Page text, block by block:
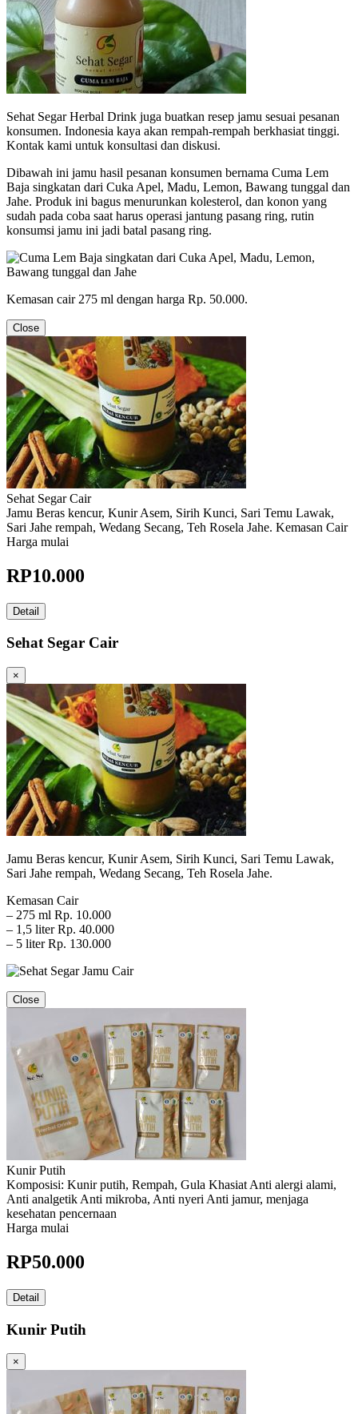
Sehat Segar Herbal Drink juga buatkan resep jamu sesuai pesanan
konsumen. Indonesia kaya akan rempah-rempah berkhasiat tinggi.
Kontak kami untuk konsultasi dan diskusi.
Dibawah ini jamu hasil pesanan konsumen bernama Cuma Lem
Baja singkatan dari Cuka Apel, Madu, Lemon, Bawang tunggal dan
Jahe. Produk ini bagus menurunkan kolesterol, dan konon yang
sudah pada coba saat harus operasi jantung pasang ring, rutin
konsumsi jamu ini jadi batal pasang ring.
Kemasan cair 275 ml dengan harga Rp. 50.000.
Close
Sehat Segar Cair
Jamu Beras kencur, Kunir Asem, Sirih Kunci, Sari Temu Lawak,
Sari Jahe rempah, Wedang Secang, Teh Rosela Jahe. Kemasan Cair
Harga mulai
RP10.000
Detail
Sehat Segar Cair
×
Jamu Beras kencur, Kunir Asem, Sirih Kunci, Sari Temu Lawak,
Sari Jahe rempah, Wedang Secang, Teh Rosela Jahe.
Kemasan Cair
– 275 ml Rp. 10.000
– 1,5 liter Rp. 40.000
– 5 liter Rp. 130.000
Close
Kunir Putih
Komposisi: Kunir putih, Rempah, Gula Khasiat Anti alergi alami,
Anti analgetik Anti mikroba, Anti nyeri Anti jamur, menjaga
kesehatan pencernaan
Harga mulai
RP50.000
Detail
Kunir Putih
×